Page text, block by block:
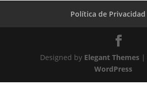
Política de Privacidad
Designed by Elegant Themes|
WordPress